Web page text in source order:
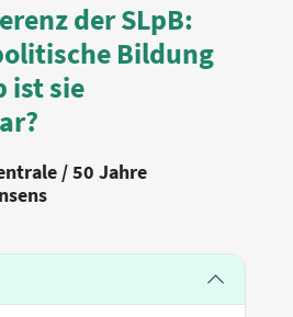
der SLpB:
Bildung
ist sie
/ 50 Jahre